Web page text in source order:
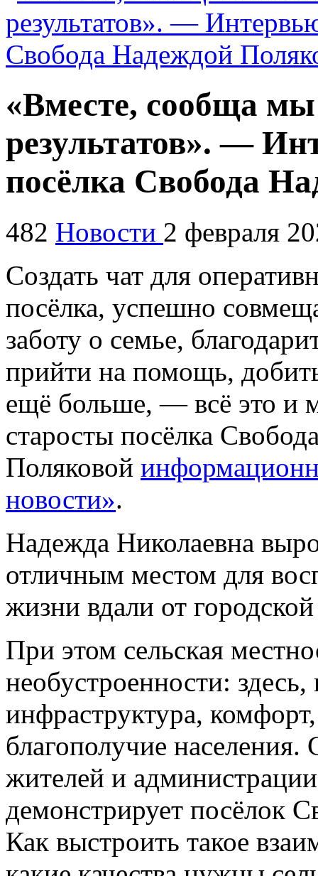
«Вместе, сообща
результатов». —
посёлка Свобода
482 Новости 2 февраля
Создать чат для
посёлка, успешно
заботу о семье,
прийти на помощь,
ещё больше, — всё это и
старосты посёлка
Поляковой
новости».
Надежда Николаевна
отличным местом для
жизни вдали от
При этом сельская
необустроенности:
инфраструктура,
благополучие
жителей и
демонстрирует посёлок
Как выстроить такое